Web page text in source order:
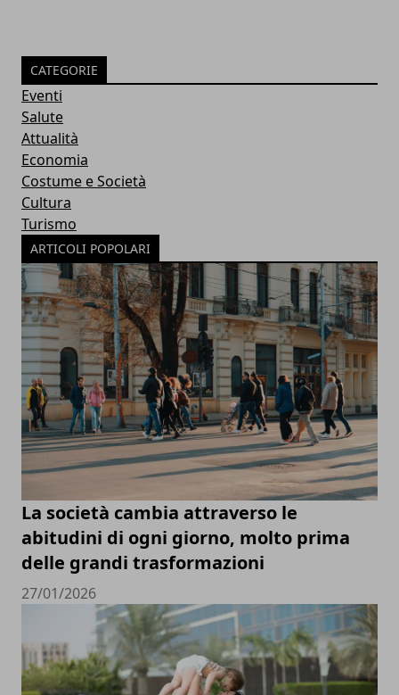
CATEGORIE
Eventi
Salute
Attualità
Economia
Costume e Società
Cultura
Turismo
ARTICOLI POPOLARI
La società cambia attraverso le
abitudini di ogni giorno, molto prima
delle grandi trasformazioni
27/01/2026